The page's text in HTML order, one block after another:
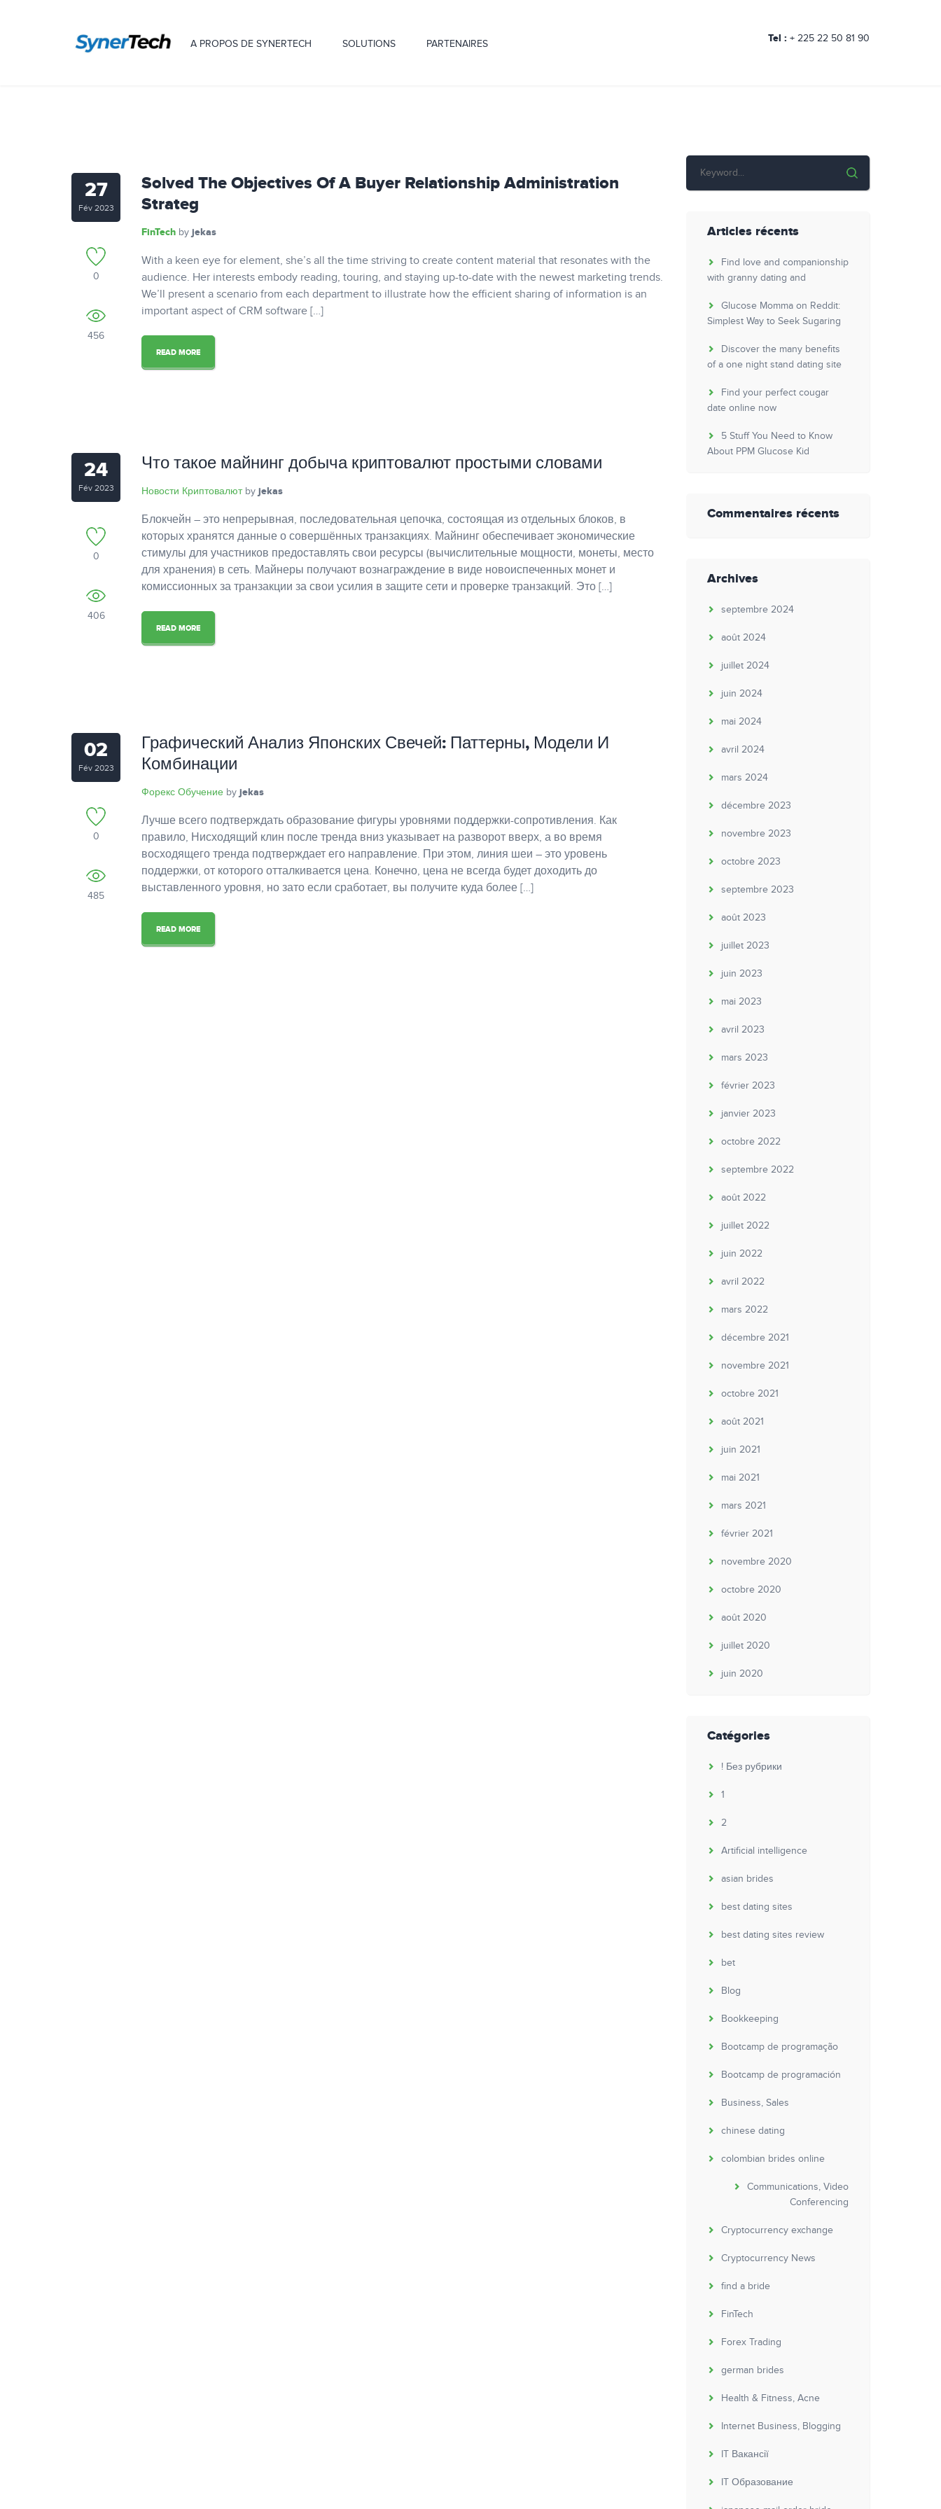
A PROPOS DE SYNERTECH SOLUTIONS PARTENAIRES Tel : + 225 22 50 81 90
27
Fév 2023
0
456
Solved The Objectives Of A Buyer Relationship Administration
Strateg
FinTech by jekas
With a keen eye for element, she’s all the time striving to create content material that resonates with the
audience. Her interests embody reading, touring, and staying up-to-date with the newest marketing trends.
We’ll present a scenario from each department to illustrate how the efficient sharing of information is an
important aspect of CRM software […]
READ MORE
24
Fév 2023
0
406
Что такое майнинг добыча криптовалют простыми словами
Новости Криптовалютby jekas
Блокчейн – это непрерывная, последовательная цепочка, состоящая из отдельных блоков, в
которых хранятся данные о совершённых транзакциях. Майнинг обеспечивает экономические
стимулы для участников предоставлять свои ресурсы (вычислительные мощности, монеты, место
для хранения) в сеть. Майнеры получают вознаграждение в виде новоиспеченных монет и
комиссионных за транзакции за свои усилия в защите сети и проверке транзакций. Это […]
READ MORE
02
Fév 2023
0
485
Графический Анализ Японских Свечей: Паттерны, Модели И
Комбинации
Форекс Обучение by jekas
Лучше всего подтверждать образование фигуры уровнями поддержки-сопротивления. Как
правило, Нисходящий клин после тренда вниз указывает на разворот вверх, а во время
восходящего тренда подтверждает его направление. При этом, линия шеи – это уровень
поддержки, от которого отталкивается цена. Конечно, цена не всегда будет доходить до
выставленного уровня, но зато если сработает, вы получите куда более […]
READ MORE
Articles récents
Find love and companionship
with granny dating and
Glucose Momma on Reddit:
Simplest Way to Seek Sugaring
Discover the many benefits
of a one night stand dating site
Find your perfect cougar
date online now
5 Stuff You Need to Know
About PPM Glucose Kid
Commentaires récents
Archives
septembre 2024
août 2024
juillet 2024
juin 2024
mai 2024
avril 2024
mars 2024
décembre 2023
novembre 2023
octobre 2023
septembre 2023
août 2023
juillet 2023
juin 2023
mai 2023
avril 2023
mars 2023
février 2023
janvier 2023
octobre 2022
septembre 2022
août 2022
juillet 2022
juin 2022
avril 2022
mars 2022
décembre 2021
novembre 2021
octobre 2021
août 2021
juin 2021
mai 2021
mars 2021
février 2021
novembre 2020
octobre 2020
août 2020
juillet 2020
juin 2020
Catégories
! Без рубрики
1
2
Artificial intelligence
asian brides
best dating sites
best dating sites review
bet
Blog
Bookkeeping
Bootcamp de programação
Bootcamp de programación
Business, Sales
chinese dating
colombian brides online
Communications, Video
Conferencing
Cryptocurrency exchange
Cryptocurrency News
find a bride
FinTech
Forex Trading
german brides
Health & Fitness, Acne
Internet Business, Blogging
IT Вакансії
IT Образование